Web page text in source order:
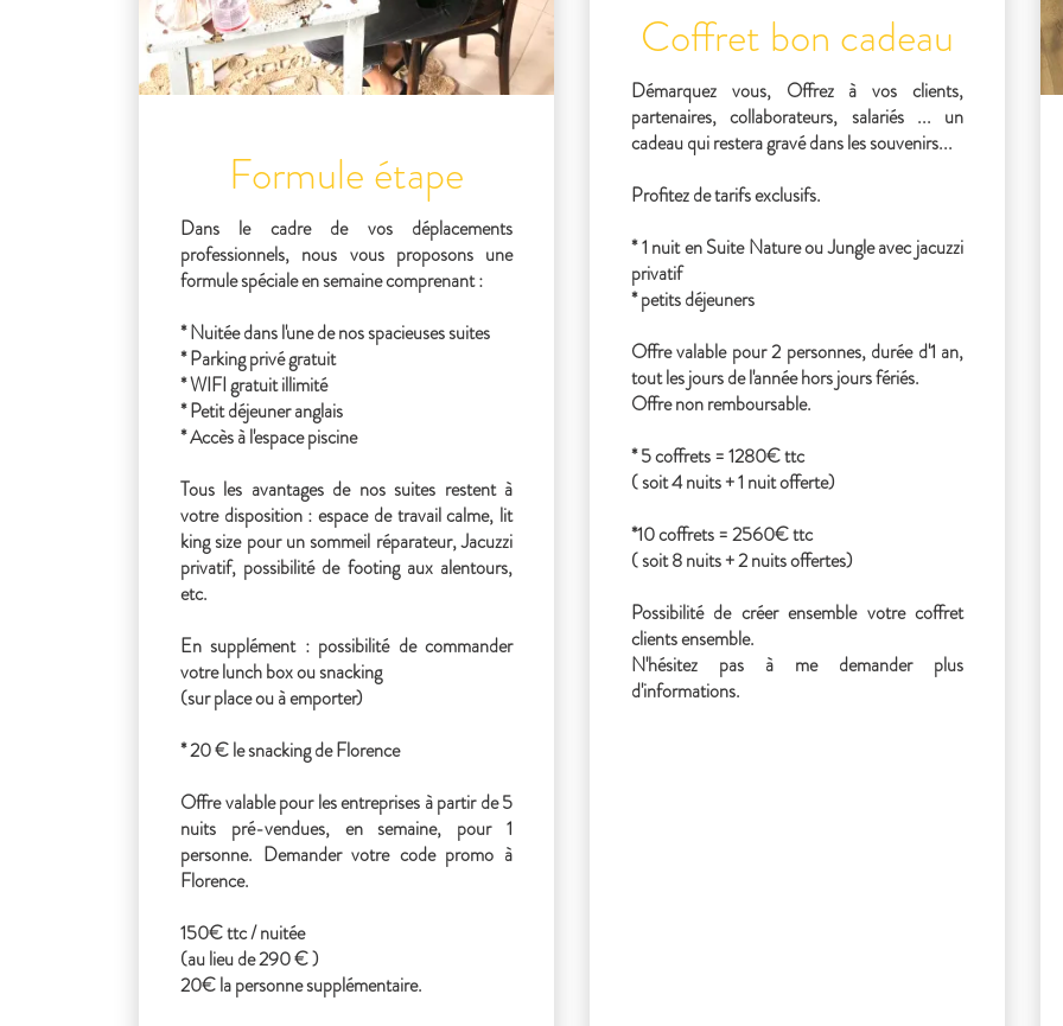
Formule étape
Dans le cadre de vos déplacements
professionnels, nous vous proposons une
formule spéciale en semaine comprenant :
* Nuitée dans l'une de nos spacieuses suites
* Parking privé gratuit
* WIFI gratuit illimité
* Petit déjeuner anglais
* Accès à l'espace piscine
Tous les avantages de nos suites restent à
votre disposition : espace de travail calme, lit
king size pour un sommeil réparateur, Jacuzzi
privatif, possibilité de footing aux alentours,
etc.
En supplément : possibilité de commander
votre lunch box ou snacking
(sur place ou à emporter)
* 20 € le snacking de Florence
Offre valable pour les entreprises à partir de 5
nuits pré-vendues, en semaine, pour 1
personne. Demander votre code promo à
Florence.
150€ ttc / nuitée
(au lieu de 290 € )
20€ la personne supplémentaire.
Coffret bon cadeau
Démarquez vous, Offrez à vos clients,
partenaires, collaborateurs, salariés ... un
cadeau qui restera gravé dans les souvenirs...
Profitez de tarifs exclusifs.
* 1 nuit en Suite Nature ou Jungle avec jacuzzi
privatif
* petits déjeuners
Offre valable pour 2 personnes, durée d'1 an,
tout les jours de l'année hors jours fériés.
Offre non remboursable.
* 5 coffrets = 1280€ ttc
( soit 4 nuits + 1 nuit offerte)
*10 coffrets = 2560€ ttc
( soit 8 nuits + 2 nuits offertes)
Possibilité de créer ensemble votre coffret
clients ensemble.
N'hésitez pas à me demander plus
d'informations.